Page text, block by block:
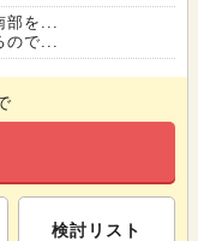
を...
ので...
検討リスト